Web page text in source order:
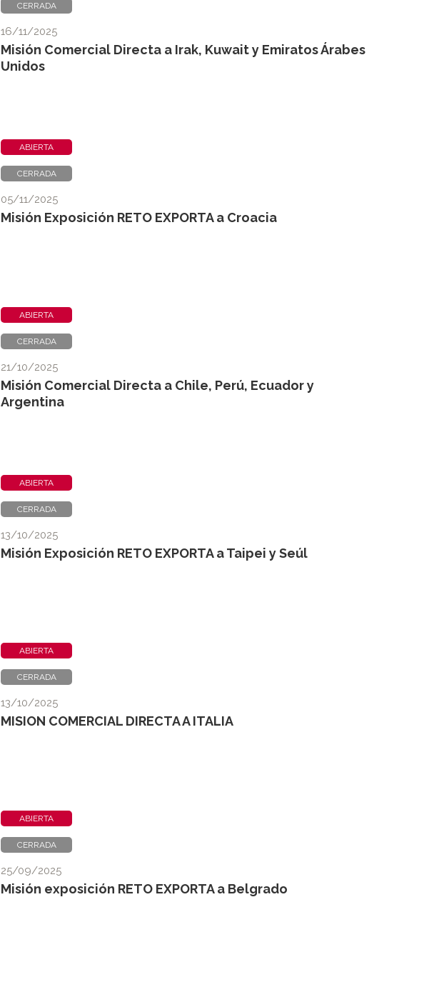
CERRADA
16/11/2025
Misión Comercial Directa a Irak, Kuwait y Emiratos Árabes
Unidos
ABIERTA
CERRADA
05/11/2025
Misión Exposición RETO EXPORTA a Croacia
ABIERTA
CERRADA
21/10/2025
Misión Comercial Directa a Chile, Perú, Ecuador y
Argentina
ABIERTA
CERRADA
13/10/2025
Misión Exposición RETO EXPORTA a Taipei y Seúl
ABIERTA
CERRADA
13/10/2025
MISION COMERCIAL DIRECTA A ITALIA
ABIERTA
CERRADA
25/09/2025
Misión exposición RETO EXPORTA a Belgrado